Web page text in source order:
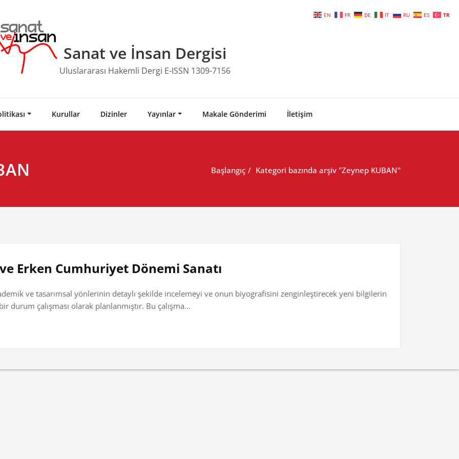
Sanat ve İnsan Dergisi
Uluslararası Hakemli Dergi E-ISSN 1309-7156
Kurullar Dizinler Yayınlar Makale Gönderimi İletişim
Başlangıç Kategori bazında arşiv "Zeynep KUBAN"
Erken Cumhuriyet Dönemi Sanatı
ve tasarımsal yönlerinin detaylı şekilde incelemeyi ve onun biyografisini zenginleştirecek yeni bilgilerin
çalışması olarak planlanmıştır. Bu çalışma…
EN FR DE IT RU ES TR